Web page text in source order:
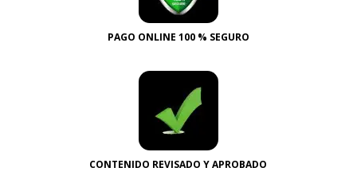
PAGO ONLINE 100 % SEGURO
CONTENIDO REVISADO Y APROBADO